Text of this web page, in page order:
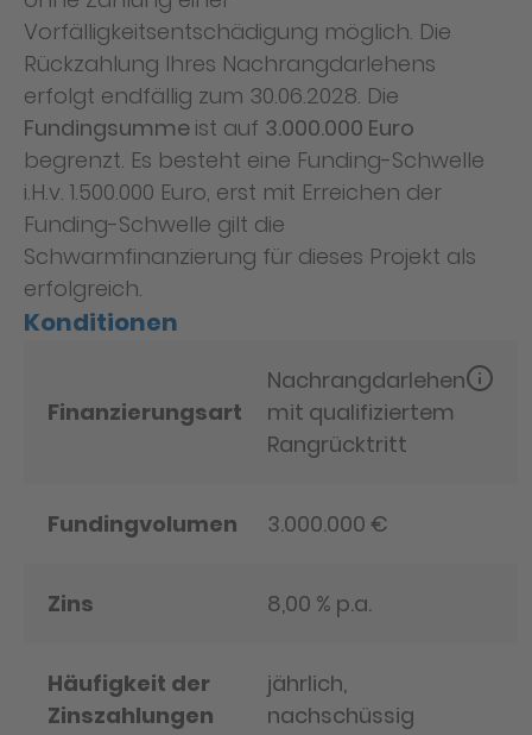
Vorfälligkeitsentschädigung möglich. Die
Rückzahlung Ihres Nachrangdarlehens
erfolgt endfällig zum 30.06.2028. Die
Fundingsumme ist auf 3.000.000 Euro
begrenzt. Es besteht eine Funding-Schwelle
i.H.v. 1.500.000 Euro, erst mit Erreichen der
Funding-Schwelle gilt die
Schwarmfinanzierung für dieses Projekt als
erfolgreich.
Konditionen
Finanzierungsart
Nachrangdarlehen
mit qualifiziertem
Rangrücktritt
Fundingvolumen 3.000.000 €
Zins 8,00 % p.a.
Häufigkeit der
Zinszahlungen
jährlich,
nachschüssig